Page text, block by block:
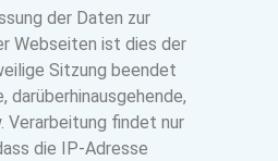
der Daten zur
Webseiten ist dies der
Sitzung beendet
darüberhinausgehende,
Verarbeitung findet nur
die IP-Adresse